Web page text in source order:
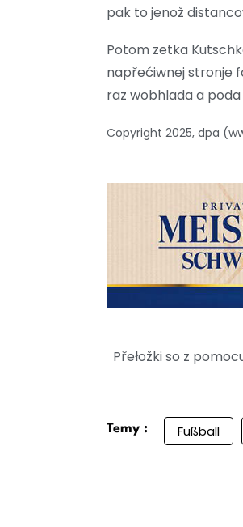
pak to jenož
Potom zetka
napřećiwnej stronje
raz wobhlada a
Copyright 2025, dpa
Přełožki so z
Temy : Fußball